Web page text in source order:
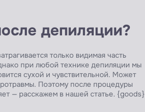
депиляции?
только видимая часть
при любой технике депиляции мы
сухой и чувствительной. Может
Поэтому после процедуры
— расскажем в нашей статье. {goods}